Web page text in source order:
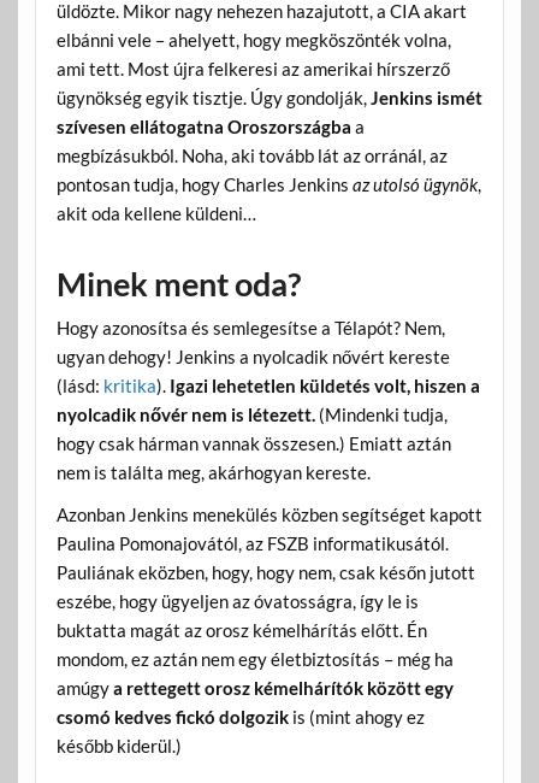
üldözte. Mikor nagy nehezen hazajutott, a CIA akart
elbánni vele – ahelyett, hogy megköszönték volna,
ami tett. Most újra felkeresi az amerikai hírszerző
ügynökség egyik tisztje. Úgy gondolják,Jenkins ismét
szívesen ellátogatna Oroszországba a
megbízásukból. Noha, aki tovább lát az orránál, az
pontosan tudja, hogy Charles Jenkins az utolsó ügynök,
akit oda kellene küldeni…
Minek ment oda?
Hogy azonosítsa és semlegesítse a Télapót? Nem,
ugyan dehogy! Jenkins a nyolcadik nővért kereste
(lásd: kritika). Igazi lehetetlen küldetés volt, hiszen a
nyolcadik nővér nem is létezett.(Mindenki tudja,
hogy csak hárman vannak összesen.) Emiatt aztán
nem is találta meg, akárhogyan kereste.
Azonban Jenkins menekülés közben segítséget kapott
Paulina Pomonajovától, az FSZB informatikusától.
Pauliának eközben, hogy, hogy nem, csak későn jutott
eszébe, hogy ügyeljen az óvatosságra, így le is
buktatta magát az orosz kémelhárítás előtt. Én
mondom, ez aztán nem egy életbiztosítás – még ha
amúgya rettegett orosz kémelhárítók között egy
csomó kedves fickó dolgozikis (mint ahogy ez
később kiderül.)